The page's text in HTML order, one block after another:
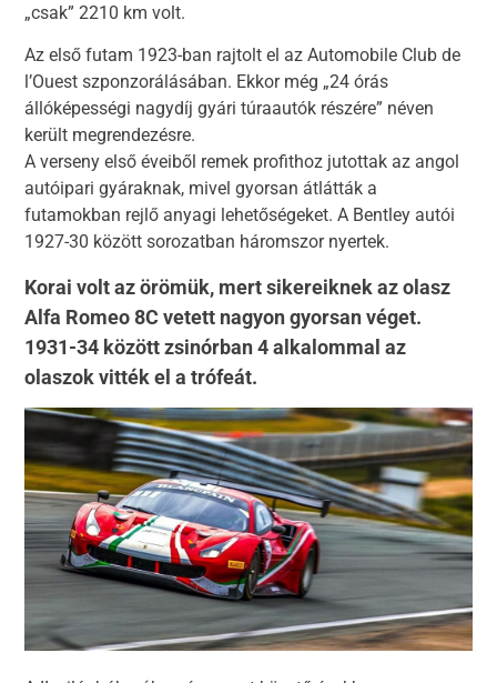
„csak” 2210 km volt.
Az első futam 1923-ban rajtolt el az Automobile Club de
l’Ouest szponzorálásában. Ekkor még „24 órás
állóképességi nagydíj gyári túraautók részére” néven
került megrendezésre.
A verseny első éveiből remek profithoz jutottak az angol
autóipari gyáraknak, mivel gyorsan átlátták a
futamokban rejlő anyagi lehetőségeket. A Bentley autói
1927-30 között sorozatban háromszor nyertek.
Korai volt az örömük, mert sikereiknek az olasz
Alfa Romeo 8C vetett nagyon gyorsan véget.
1931-34 között zsinórban 4 alkalommal az
olaszok vitték el a trófeát.